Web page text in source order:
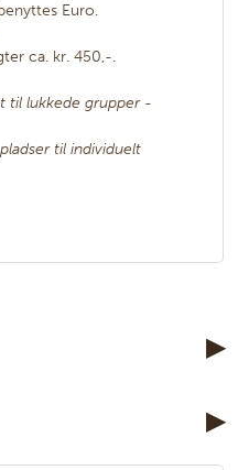
Euro.
ca. kr. 450,-.
til lukkede grupper -
til individuelt